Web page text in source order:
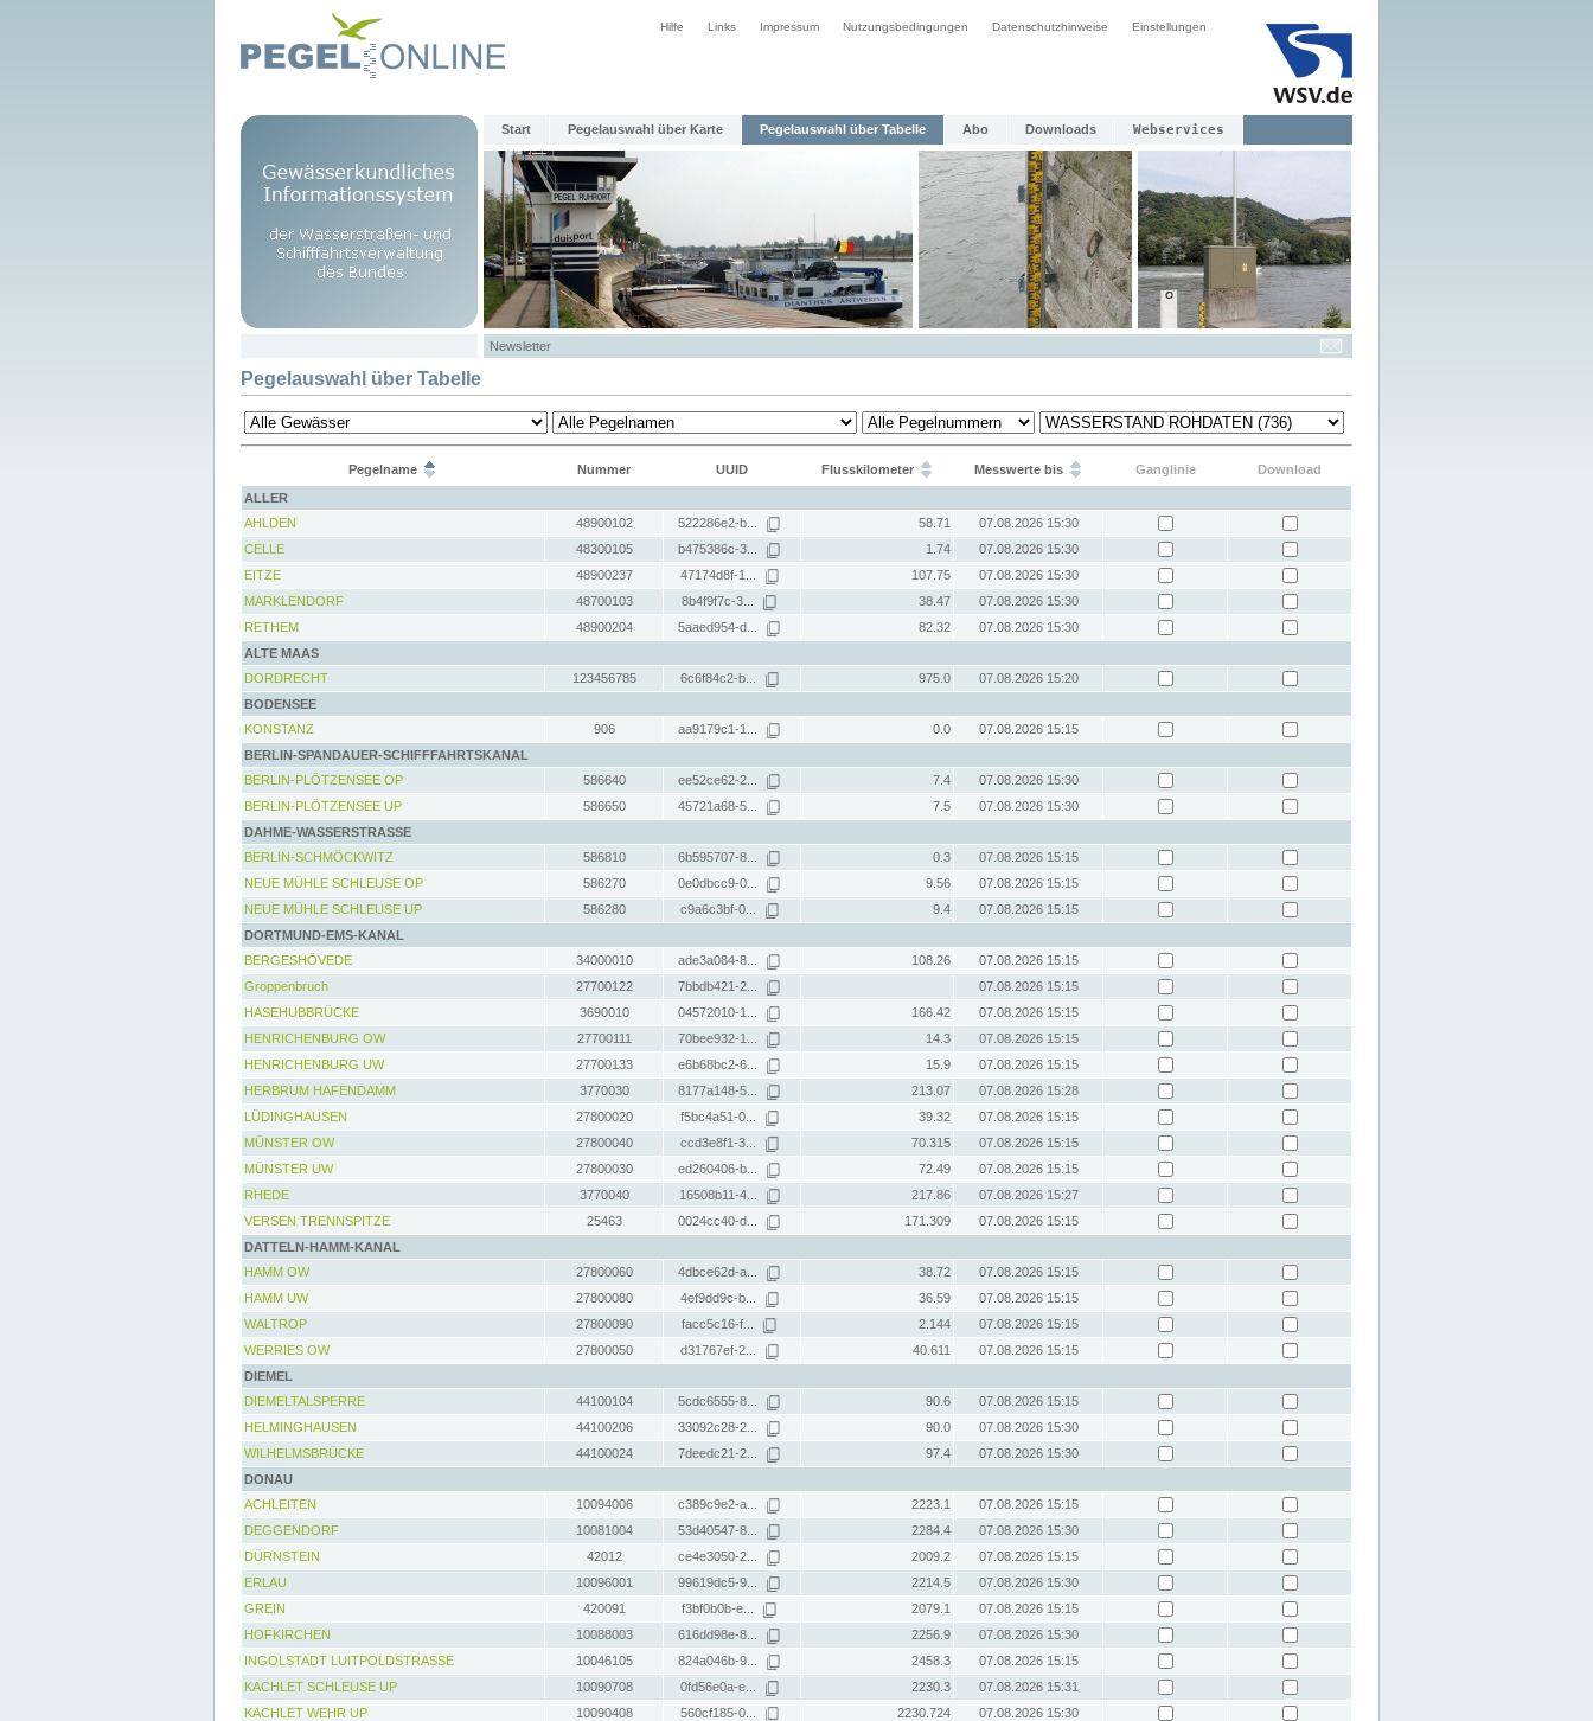
Hilfe Links Impressum Nutzungsbedingungen Datenschutzhinweise Einstellungen
Start Pegelauswahl über Karte Pegelauswahl über Tabelle Abo Downloads Webservices
Newsletter
Pegelauswahl über Tabelle
Pegelname Nummer UUID Flusskilometer Messwerte bis Ganglinie
Download
ALLER
AHLDEN
48900102 522286e2-b... 58.71
07.08.2026 15:30
CELLE
48300105 b475386c-3... 1.74
07.08.2026 15:30
EITZE
48900237 47174d8f-1... 107.75
07.08.2026 15:30
MARKLENDORF
48700103 8b4f9f7c-3... 38.47
07.08.2026 15:30
RETHEM
48900204 5aaed954-d... 82.32
07.08.2026 15:30
ALTE MAAS
DORDRECHT
123456785 6c6f84c2-b... 975.0
07.08.2026 15:20
BODENSEE
KONSTANZ
906 aa9179c1-1... 0.0
07.08.2026 15:15
BERLIN-SPANDAUER-SCHIFFFAHRTSKANAL
BERLIN-PLÖTZENSEE OP
586640 ee52ce62-2... 7.4
07.08.2026 15:30
BERLIN-PLÖTZENSEE UP
586650 45721a68-5... 7.5
07.08.2026 15:30
DAHME-WASSERSTRASSE
BERLIN-SCHMÖCKWITZ
586810 6b595707-8... 0.3
07.08.2026 15:15
NEUE MÜHLE SCHLEUSE OP
586270 0e0dbcc9-0... 9.56
07.08.2026 15:15
NEUE MÜHLE SCHLEUSE UP
586280 c9a6c3bf-0... 9.4
07.08.2026 15:15
DORTMUND-EMS-KANAL
BERGESHÖVEDE
34000010 ade3a084-8... 108.26
07.08.2026 15:15
Groppenbruch
27700122 7bbdb421-2...
07.08.2026 15:15
HASEHUBBRÜCKE
3690010 04572010-1... 166.42
07.08.2026 15:15
HENRICHENBURG OW
27700111 70bee932-1... 14.3
07.08.2026 15:15
HENRICHENBURG UW
27700133 e6b68bc2-6... 15.9
07.08.2026 15:15
HERBRUM HAFENDAMM
3770030 8177a148-5... 213.07
07.08.2026 15:28
LÜDINGHAUSEN
27800020 f5bc4a51-0... 39.32
07.08.2026 15:15
MÜNSTER OW
27800040 ccd3e8f1-3... 70.315
07.08.2026 15:15
MÜNSTER UW
27800030 ed260406-b... 72.49
07.08.2026 15:15
RHEDE
3770040 16508b11-4... 217.86
07.08.2026 15:27
VERSEN TRENNSPITZE
25463 0024cc40-d... 171.309
07.08.2026 15:15
DATTELN-HAMM-KANAL
HAMM OW
27800060 4dbce62d-a... 38.72
07.08.2026 15:15
HAMM UW
27800080 4ef9dd9c-b... 36.59
07.08.2026 15:15
WALTROP
27800090 facc5c16-f... 2.144
07.08.2026 15:15
WERRIES OW
27800050 d31767ef-2... 40.611
07.08.2026 15:15
DIEMEL
DIEMELTALSPERRE
44100104 5cdc6555-8... 90.6
07.08.2026 15:15
HELMINGHAUSEN
44100206 33092c28-2... 90.0
07.08.2026 15:30
WILHELMSBRÜCKE
44100024 7deedc21-2... 97.4
07.08.2026 15:30
DONAU
ACHLEITEN
10094006 c389c9e2-a... 2223.1
07.08.2026 15:15
DEGGENDORF
10081004 53d40547-8... 2284.4
07.08.2026 15:30
DÜRNSTEIN
42012 ce4e3050-2... 2009.2
07.08.2026 15:15
ERLAU
10096001 99619dc5-9... 2214.5
07.08.2026 15:30
GREIN
420091 f3bf0b0b-e... 2079.1
07.08.2026 15:15
HOFKIRCHEN
10088003 616dd98e-8... 2256.9
07.08.2026 15:30
INGOLSTADT LUITPOLDSTRASSE
10046105 824a046b-9... 2458.3
07.08.2026 15:15
KACHLET SCHLEUSE UP
10090708 0fd56e0a-e... 2230.3
07.08.2026 15:31
KACHLET WEHR UP
10090408 560cf185-0... 2230.724
07.08.2026 15:30